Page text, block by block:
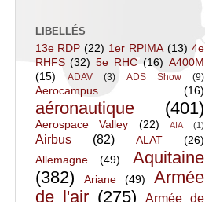
LIBELLÉS
13e RDP (22) 1er RPIMA (13) 4e
RHFS (32) 5e RHC (16) A400M
(15)
ADAV (3) ADS Show (9)
Aerocampus (16)
aéronautique (401)
Aerospace Valley (22) AIA (1)
Airbus (82) ALAT
(26)
Allemagne
(49)
Aquitaine
(382)
Ariane (49)
Armée
de l'air (275)
Armée de